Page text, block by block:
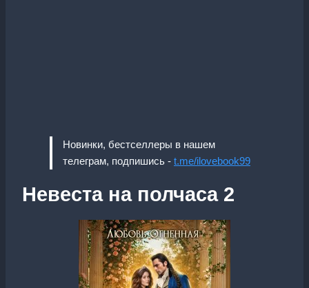
Новинки, бестселлеры в нашем
телеграм, подпишись - t.me/ilovebook99
Невеста на полчаса 2